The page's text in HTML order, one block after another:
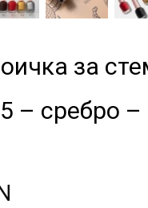
за
– сребро